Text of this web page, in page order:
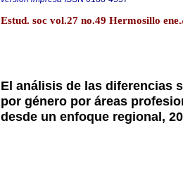
Estud. soc vol.27 no.49 Hermosillo
El análisis de las diferencias
por género por áreas
desde un enfoque regional,